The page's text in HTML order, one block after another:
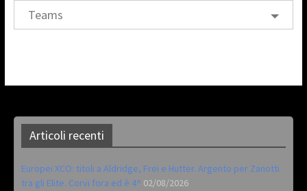
Teams
Articoli recenti
Europei XCO: titoli a Aldridge, Frei e Hutter. Argento per Zanotti
tra gli Elite. Corvi fora ed è 4^ 02/08/2026